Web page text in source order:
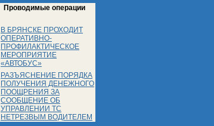
Проводимые операции
В БРЯНСКЕ ПРОХОДИТ
ОПЕРАТИВНО-
ПРОФИЛАКТИЧЕСКОЕ
МЕРОПРИЯТИЕ
«АВТОБУС»
РАЗЪЯСНЕНИЕ ПОРЯДКА
ПОЛУЧЕНИЯ ДЕНЕЖНОГО
ПООЩРЕНИЯ ЗА
СООБЩЕНИЕ ОБ
УПРАВЛЕНИИ ТС
НЕТРЕЗВЫМ ВОДИТЕЛЕМ